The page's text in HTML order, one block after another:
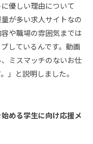
優しい理由について
が多い求人サイトなの
や職場の雰囲気までは
しているんです。動画
ミスマッチのないお仕
」と説明しました。
める学生に向け応援メ